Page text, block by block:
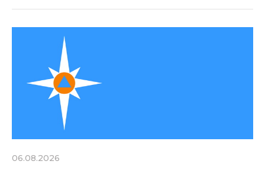
06.08.2026